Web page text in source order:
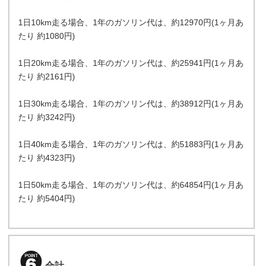
1日10km走る場合、1年のガソリン代は、約12970円(1ヶ月あ
たり 約1080円)
1日20km走る場合、1年のガソリン代は、約25941円(1ヶ月あ
たり 約2161円)
1日30km走る場合、1年のガソリン代は、約38912円(1ヶ月あ
たり 約3242円)
1日40km走る場合、1年のガソリン代は、約51883円(1ヶ月あ
たり 約4323円)
1日50km走る場合、1年のガソリン代は、約64854円(1ヶ月あ
たり 約5404円)